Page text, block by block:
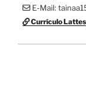
E-Mail:
Currículo Lattes